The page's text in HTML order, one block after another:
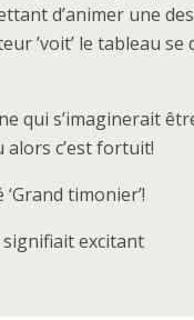
d’animer une
’voit’ le tableau se
qui s’imaginerait
alors c’est fortuit!
timonier’!
excitant